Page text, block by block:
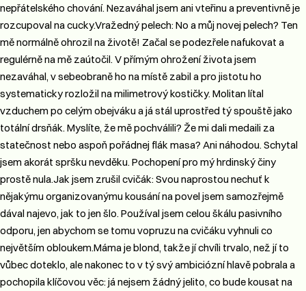
nepřátelského chování. Nezaváhal jsem ani vteřinu a preventivně je
rozcupoval na cucky.​ Vražedný pelech: No a můj novej pelech? Ten
mě normálně ohrozil na životě! Začal se podezřele nafukovat a
regulérně na mě zaútočil. V přímým ohrožení života jsem
nezaváhal, v sebeobraně ho na místě zabil a pro jistotu ho
systematicky rozložil na milimetrový kostičky. Molitan lítal
vzduchem po celým obejváku a já stál uprostřed tý spouště jako
totální drsňák. Myslíte, že mě pochválili? Že mi dali medaili za
statečnost nebo aspoň pořádnej flák masa? Ani náhodou. Schytal
jsem akorát spršku nevděku. Pochopení pro mý hrdinský činy
prostě nula.​ Jak jsem zrušil cvičák​: Svou naprostou nechuť k
nějakýmu organizovanýmu kousání na povel jsem samozřejmě
dával najevo, jak to jen šlo. Používal jsem celou škálu pasivního
odporu, jen abychom se tomu vopruzu na cvičáku vyhnuli co
největším obloukem.​ Máma je blond, takže jí chvíli trvalo, než jí to
vůbec doteklo, ale nakonec to v tý svý ambiciózní hlavě pobrala a
pochopila klíčovou věc: já nejsem žádný jelito, co bude kousat na